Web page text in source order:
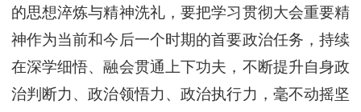
的思想淬炼与精神洗礼，要把学习贯彻大会重要精
神作为当前和今后一个时期的首要政治任务，持续
在深学细悟、融会贯通上下功夫，不断提升自身政
治判断力、政治领悟力、政治执行力，毫不动摇坚